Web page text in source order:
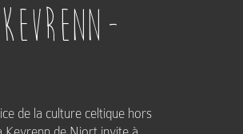
de la culture celtique hors